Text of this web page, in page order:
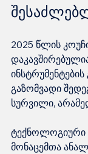
2025 წლის
გაზომვადი
სურვილი,
ტექნოლოგიური
მონაცემთა